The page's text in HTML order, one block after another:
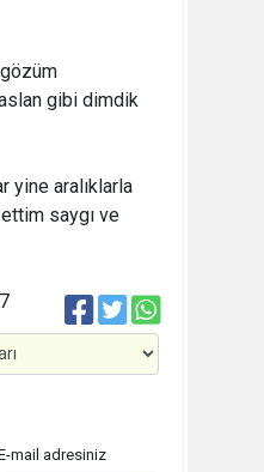
gibi dimdik
yine aralıklarla
saygı ve
mail adresiniz